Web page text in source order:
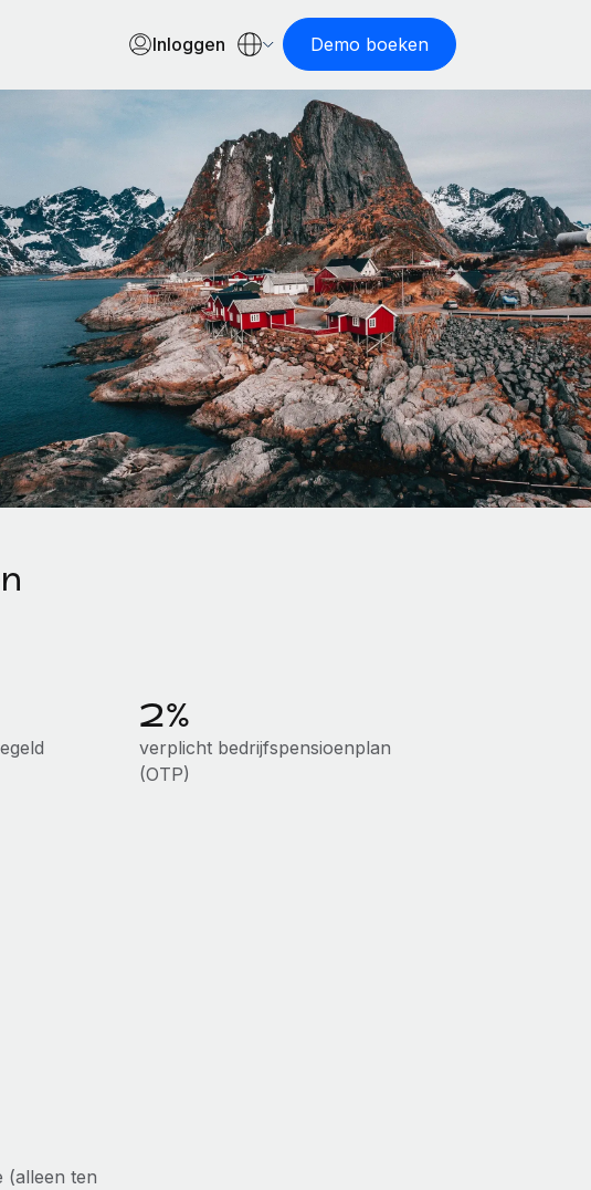
Inloggen Demo boeken
2%
verplicht bedrijfspensioenplan
(OTP)
(alleen ten